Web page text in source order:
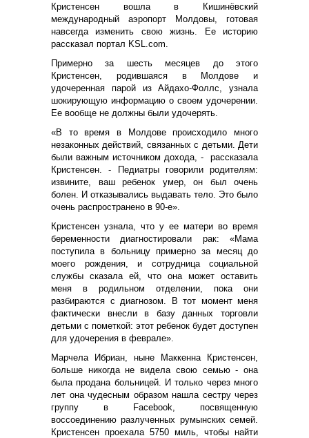
Кристенсен вошла в Кишинёвский
международный аэропорт Молдовы, готовая
навсегда изменить свою жизнь. Ее историю
рассказал портал KSL.com.
Примерно за шесть месяцев до этого
Кристенсен, родившаяся в Молдове и
удочеренная парой из Айдахо-Фоллс, узнала
шокирующую информацию о своем удочерении.
Ее вообще не должны были удочерять.
«В то время в Молдове происходило много
незаконных действий, связанных с детьми. Дети
были важным источником дохода, - рассказала
Кристенсен. - Педиатры говорили родителям:
извините, ваш ребенок умер, он был очень
болен. И отказывались выдавать тело. Это было
очень распространено в 90-е».
Кристенсен узнала, что у ее матери во время
беременности диагностировали рак: «Мама
поступила в больницу примерно за месяц до
моего рождения, и сотрудница социальной
службы сказала ей, что она может оставить
меня в родильном отделении, пока они
разбираются с диагнозом. В тот момент меня
фактически внесли в базу данных торговли
детьми с пометкой: этот ребенок будет доступен
для удочерения в феврале».
Марчела Ибриан, ныне Маккенна Кристенсен,
больше никогда не видела свою семью - она
была продана больницей. И только через много
лет она чудесным образом нашла сестру через
группу в Facebook, посвященную
воссоединению разлученных румынских семей.
Кристенсен проехала 5750 миль, чтобы найти